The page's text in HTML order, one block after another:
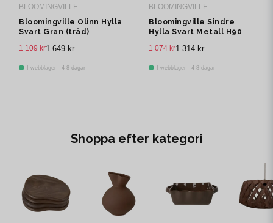
BLOOMINGVILLE
Bloomingville Olinn Hylla
Svart Gran (träd)
1 649 kr
1 109 kr
I webblager - 4-8 dagar
BLOOMINGVILLE
Bloomingville Sindre
Hylla Svart Metall H90
1 314 kr
1 074 kr
I webblager - 4-8 dagar
Shoppa efter kategori